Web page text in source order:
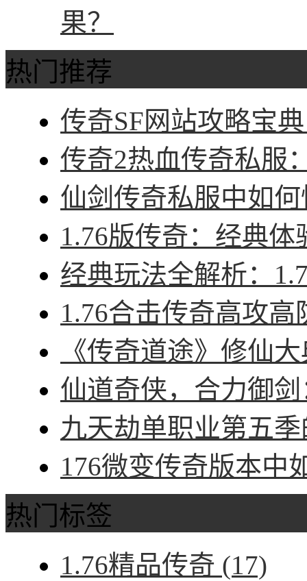
果？
热门推荐
传奇SF网站攻略宝
传奇2热血传奇私服
仙剑传奇私服中如
1.76版传奇：经典
经典玩法全解析：
1.76合击传奇高攻
《传奇道途》修仙
仙道奇侠，合力御
九天劫单职业第五
176微变传奇版本中
热门标签
1.76精品传奇 (17)